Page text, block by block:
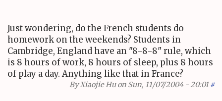
Just wondering, do the French students do
homework on the weekends? Students in
Cambridge, England have an "8-8-8" rule, which
is 8 hours of work, 8 hours of sleep, plus 8 hours
of play a day. Anything like that in France?
ByXiaojie Huon Sun, 11/07/2004 - 20:01 #